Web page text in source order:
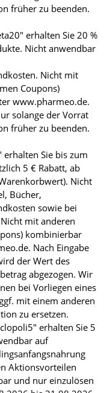
früher zu beenden.
erhalten Sie 20 %
Nicht anwendbar
Nicht mit
Coupons)
www.pharmeo.de.
solange der Vorrat
früher zu beenden.
Sie bis zum
5 € Rabatt, ab
Nicht
Bücher,
sowie bei
mit anderen
kombinierbar
Nach Eingabe
der Wert des
abgezogen. Wir
bei Vorliegen eines
mit einem anderen
zu ersetzen.
erhalten Sie 5
auf
Aktionsvorteilen
und nur einzulösen